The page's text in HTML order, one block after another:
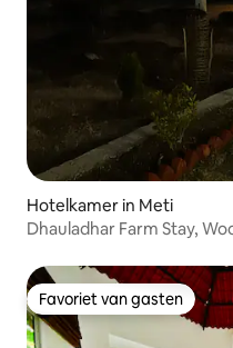
Hotelkamer in Meti
Dhauladhar Farm Stay,
Favoriet van gasten
Favoriet van gasten